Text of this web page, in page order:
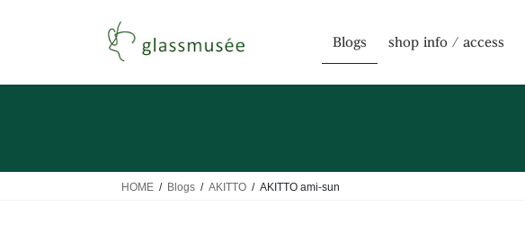
Blogs shop info / access
HOME Blogs AKITTO AKITTO ami-sun